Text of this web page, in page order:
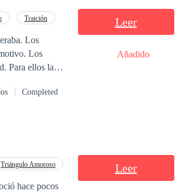
Traición
Los
Los
Para ellos las
aunqueCompleted
Leer
Añadido
Triángulo Amoroso
hace pocos
Leer